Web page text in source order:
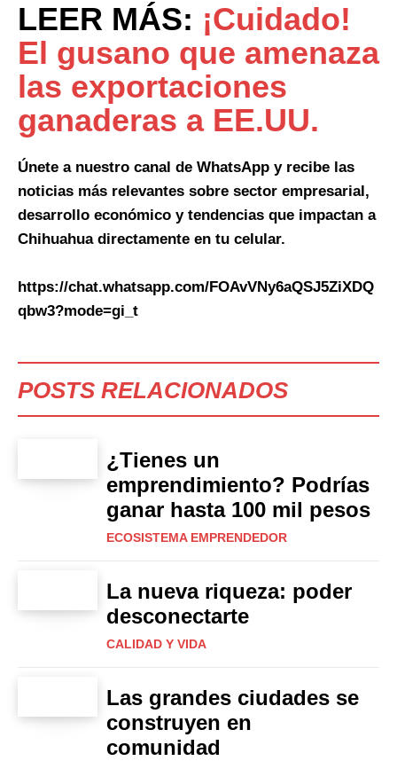
LEER MÁS: ¡Cuidado!
El gusano que amenaza
las exportaciones
ganaderas a EE.UU.
Únete a nuestro canal de WhatsApp y recibe las
noticias más relevantes sobre sector empresarial,
desarrollo económico y tendencias que impactan a
Chihuahua directamente en tu celular.
https://chat.whatsapp.com/FOAvVNy6aQSJ5ZiXDQ
qbw3?mode=gi_t
POSTS RELACIONADOS
¿Tienes un
emprendimiento? Podrías
ganar hasta 100 mil pesos
ECOSISTEMA EMPRENDEDOR
La nueva riqueza: poder
desconectarte
CALIDAD Y VIDA
Las grandes ciudades se
construyen en
comunidad